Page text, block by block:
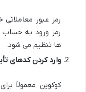
رمز عبور معاملاتی
رمز ورود به
ها تنظیم می شود.
وارد کردن کدهای
کوکوین معمولاً